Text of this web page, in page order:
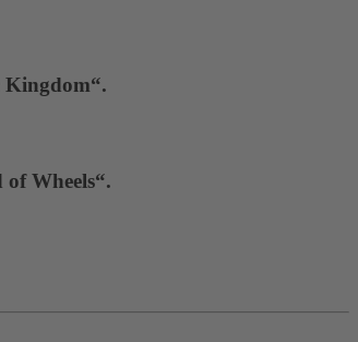
Kingdom“.
Wheels“.